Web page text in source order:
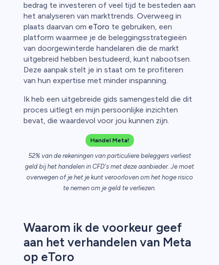
bedrag te investeren of veel tijd te besteden aan
het analyseren van markttrends. Overweeg in
plaats daarvan om eToro te gebruiken, een
platform waarmee je de beleggingsstrategieën
van doorgewinterde handelaren die de markt
uitgebreid hebben bestudeerd, kunt nabootsen.
Deze aanpak stelt je in staat om te profiteren
van hun expertise met minder inspanning.
Ik heb een uitgebreide gids samengesteld die dit
proces uitlegt en mijn persoonlijke inzichten
bevat, die waardevol voor jou kunnen zijn.
Handel Meta!
52% van de rekeningen van particuliere beleggers verliest
geld bij het handelen in CFD's met deze aanbieder. Je moet
overwegen of je het je kunt veroorloven om het hoge risico
te nemen om je geld te verliezen.
Waarom ik de voorkeur geef
aan het verhandelen van Meta
op eToro